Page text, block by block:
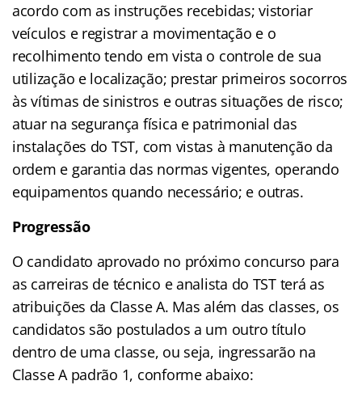
acordo com as instruções recebidas; vistoriar
veículos e registrar a movimentação e o
recolhimento tendo em vista o controle de sua
utilização e localização; prestar primeiros socorros
às vítimas de sinistros e outras situações de risco;
atuar na segurança física e patrimonial das
instalações do TST, com vistas à manutenção da
ordem e garantia das normas vigentes, operando
equipamentos quando necessário; e outras.
Progressão
O candidato aprovado no próximo concurso para
as carreiras de técnico e analista do TST terá as
atribuições da Classe A. Mas além das classes, os
candidatos são postulados a um outro título
dentro de uma classe, ou seja, ingressarão na
Classe A padrão 1, conforme abaixo: